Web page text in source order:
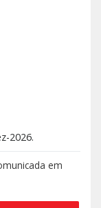
2026.
em